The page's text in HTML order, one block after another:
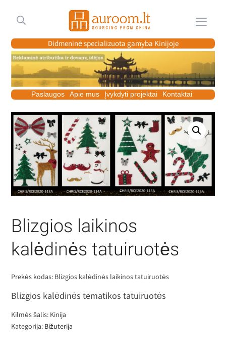
Meniu
Didmeninė specializuota gamyba Kinijoje
Paslaugos Apie mus Įvykdyti projektai Kontaktai
Blizgios laikinos
kalėdinės tatuiruotės
Prekės kodas: Blizgios kalėdinės laikinos tatuiruotės
Blizgios kalėdinės tematikos tatuiruotės
Kilmės šalis: Kinija
Kategorija: Bižuterija